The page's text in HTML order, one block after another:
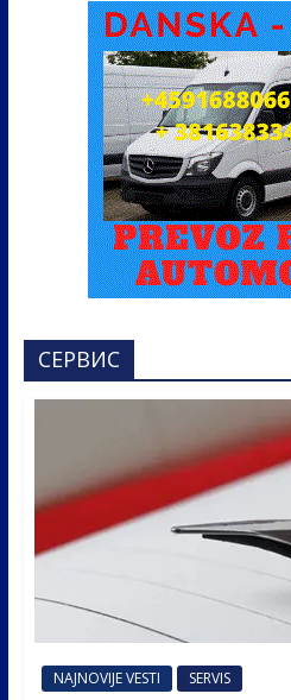
СЕРВИС
NAJNOVIJE VESTI SERVIS